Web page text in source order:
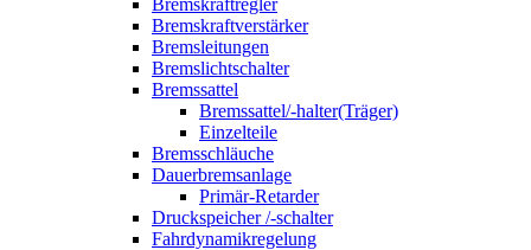
Bremskraftregler
Bremskraftverstärker
Bremsleitungen
Bremslichtschalter
Bremssattel
Bremssattel/-halter(Träger)
Einzelteile
Bremsschläuche
Dauerbremsanlage
Primär-Retarder
Druckspeicher /-schalter
Fahrdynamikregelung